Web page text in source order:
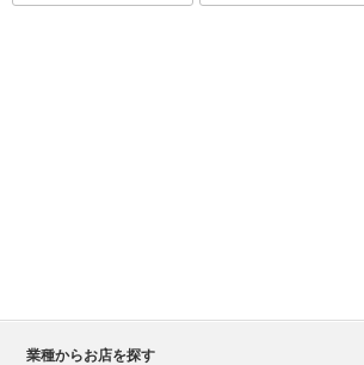
業種からお店を探す